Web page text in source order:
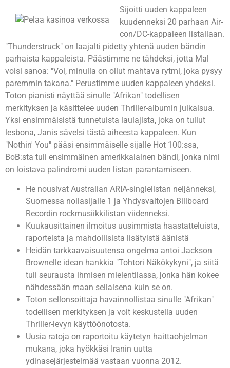
Sijoitti uuden kappaleen
kuudenneksi 20 parhaan Air-
con/DC-kappaleen listallaan.
"Thunderstruck" on laajalti pidetty yhtenä uuden bändin
parhaista kappaleista. Päästimme ne tähdeksi, jotta Mal
voisi sanoa: "Voi, minulla on ollut mahtava rytmi, joka pysyy
paremmin takana." Perustimme uuden kappaleen yhdeksi.
Toton pianisti näyttää sinulle "Afrikan" todellisen
merkityksen ja käsittelee uuden Thriller-albumin julkaisua.
Yksi ensimmäisistä tunnetuista laulajista, joka on tullut
lesbona, Janis sävelsi tästä aiheesta kappaleen. Kun
"Nothin' You" pääsi ensimmäiselle sijalle Hot 100:ssa,
BoB:sta tuli ensimmäinen amerikkalainen bändi, jonka nimi
on loistava palindromi uuden listan parantamiseen.
He nousivat Australian ARIA-singlelistan neljänneksi,
Suomessa nollasijalle 1 ja Yhdysvaltojen Billboard
Recordin rockmusiikkilistan viidenneksi.
Kuukausittainen ilmoitus uusimmista haastatteluista,
raporteista ja mahdollisista lisätyistä äänistä
Heidän tarkkaavaisuutensa ongelma antoi Jackson
Brownelle idean hankkia "Tohtori Näkökykyni", ja siitä
tuli seurausta ihmisen mielentilassa, jonka hän kokee
nähdessään maan sellaisena kuin se on.
Toton sellonsoittaja havainnollistaa sinulle "Afrikan"
todellisen merkityksen ja voit keskustella uuden
Thriller-levyn käyttöönotosta.
Uusia ratoja on raportoitu käytetyn haittaohjelman
mukana, joka hyökkäsi Iranin uutta
ydinasejärjestelmää vastaan ​​vuonna 2012.